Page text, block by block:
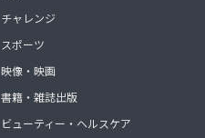
チャレンジ
スポーツ
映像・映画
書籍・雑誌出版
ビューティー・ヘルスケア